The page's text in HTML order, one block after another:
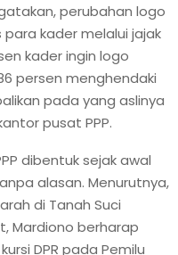
perubahan logo
kader melalui jajak
kader ingin logo
persen menghendaki
pada yang aslinya
pusat PPP.
dibentuk sejak awal
alasan. Menurutnya,
di Tanah Suci
Mardiono berharap
DPR pada Pemilu